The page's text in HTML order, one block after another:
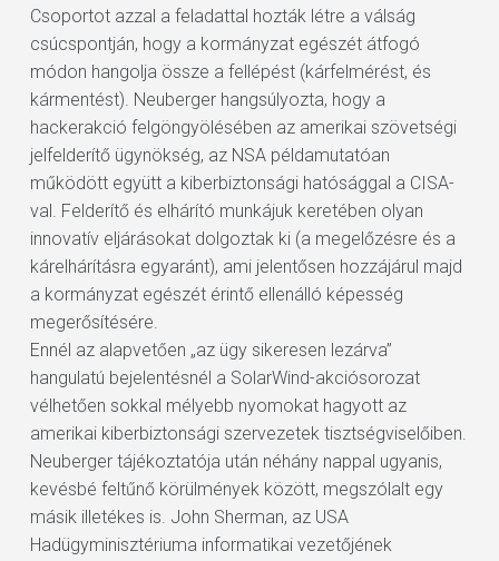
Csoportot azzal a feladattal hozták létre a válság
csúcspontján, hogy a kormányzat egészét átfogó
módon hangolja össze a fellépést (kárfelmérést, és
kármentést). Neuberger hangsúlyozta, hogy a
hackerakció felgöngyölésében az amerikai szövetségi
jelfelderítő ügynökség, az NSA példamutatóan
működött együtt a kiberbiztonsági hatósággal a CISA-
val. Felderítő és elhárító munkájuk keretében olyan
innovatív eljárásokat dolgoztak ki (a megelőzésre és a
kárelhárításra egyaránt), ami jelentősen hozzájárul majd
a kormányzat egészét érintő ellenálló képesség
megerősítésére.
Ennél az alapvetően „az ügy sikeresen lezárva”
hangulatú bejelentésnél a SolarWind-akciósorozat
vélhetően sokkal mélyebb nyomokat hagyott az
amerikai kiberbiztonsági szervezetek tisztségviselőiben.
Neuberger tájékoztatója után néhány nappal ugyanis,
kevésbé feltűnő körülmények között, megszólalt egy
másik illetékes is. John Sherman, az USA
Hadügyminisztériuma informatikai vezetőjének